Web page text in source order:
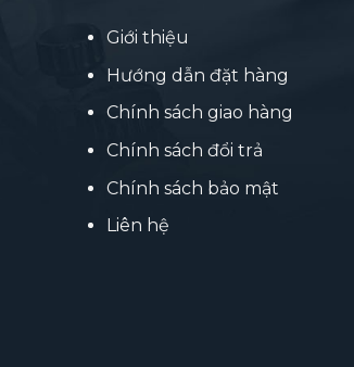
Giới thiệu
Hướng dẫn đặt hàng
Chính sách giao hàng
Chính sách đổi trả
Chính sách bảo mật
Liên hệ